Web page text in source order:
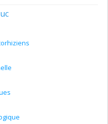
nature appliquée visant à
envahissantes ou
par l’utilisation de
rapide.